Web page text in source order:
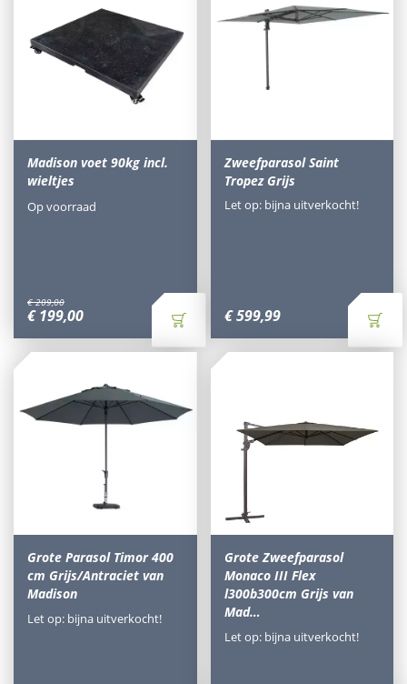
Madison voet 90kg incl.
wieltjes
€ 209,00
€ 199,00
Op voorraad
Zweefparasol Saint
Tropez Grijs
€ 599,99
Let op: bijna uitverkocht!
Grote Parasol Timor 400
cm Grijs/Antraciet van
Madison
Let op: bijna uitverkocht!
Grote Zweefparasol
Monaco III Flex
l300b300cm Grijs van
Mad…
Let op: bijna uitverkocht!